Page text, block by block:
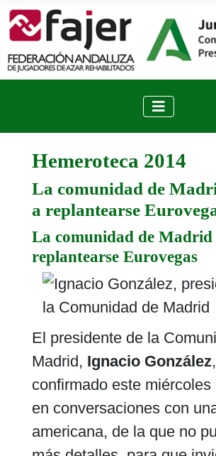
Hemeroteca 2014
La comunidad de
a replantearse
La comunidad de Madrid
replantearse Eurovegas
El presidente de la
Madrid, Ignacio González
confirmado este miércoles
en conversaciones con
americana, de la que no